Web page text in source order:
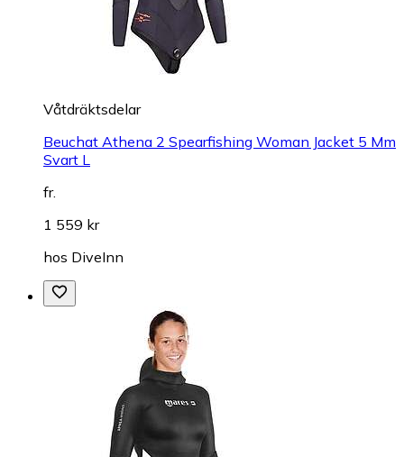
Våtdräktsdelar
Beuchat Athena 2 Spearfishing Woman Jacket 5 Mm
Svart L
fr.
1 559 kr
hos DiveInn